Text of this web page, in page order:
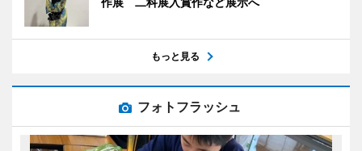
もっと見る
フォトフラッシュ